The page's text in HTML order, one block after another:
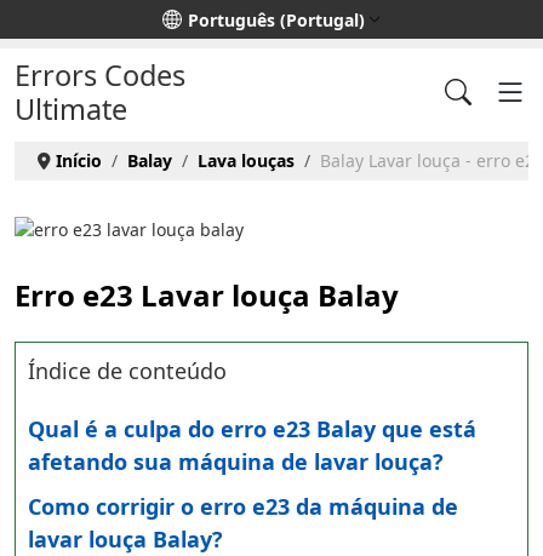
Escolha o seu idioma Português (Portugal)
Errors Codes
Ultimate
Início Balay Lava louças Balay Lavar louça - erro e23
Erro e23 Lavar louça Balay
Índice de conteúdo
Qual é a culpa do erro e23 Balay que está
afetando sua máquina de lavar louça?
Como corrigir o erro e23 da máquina de
lavar louça Balay?